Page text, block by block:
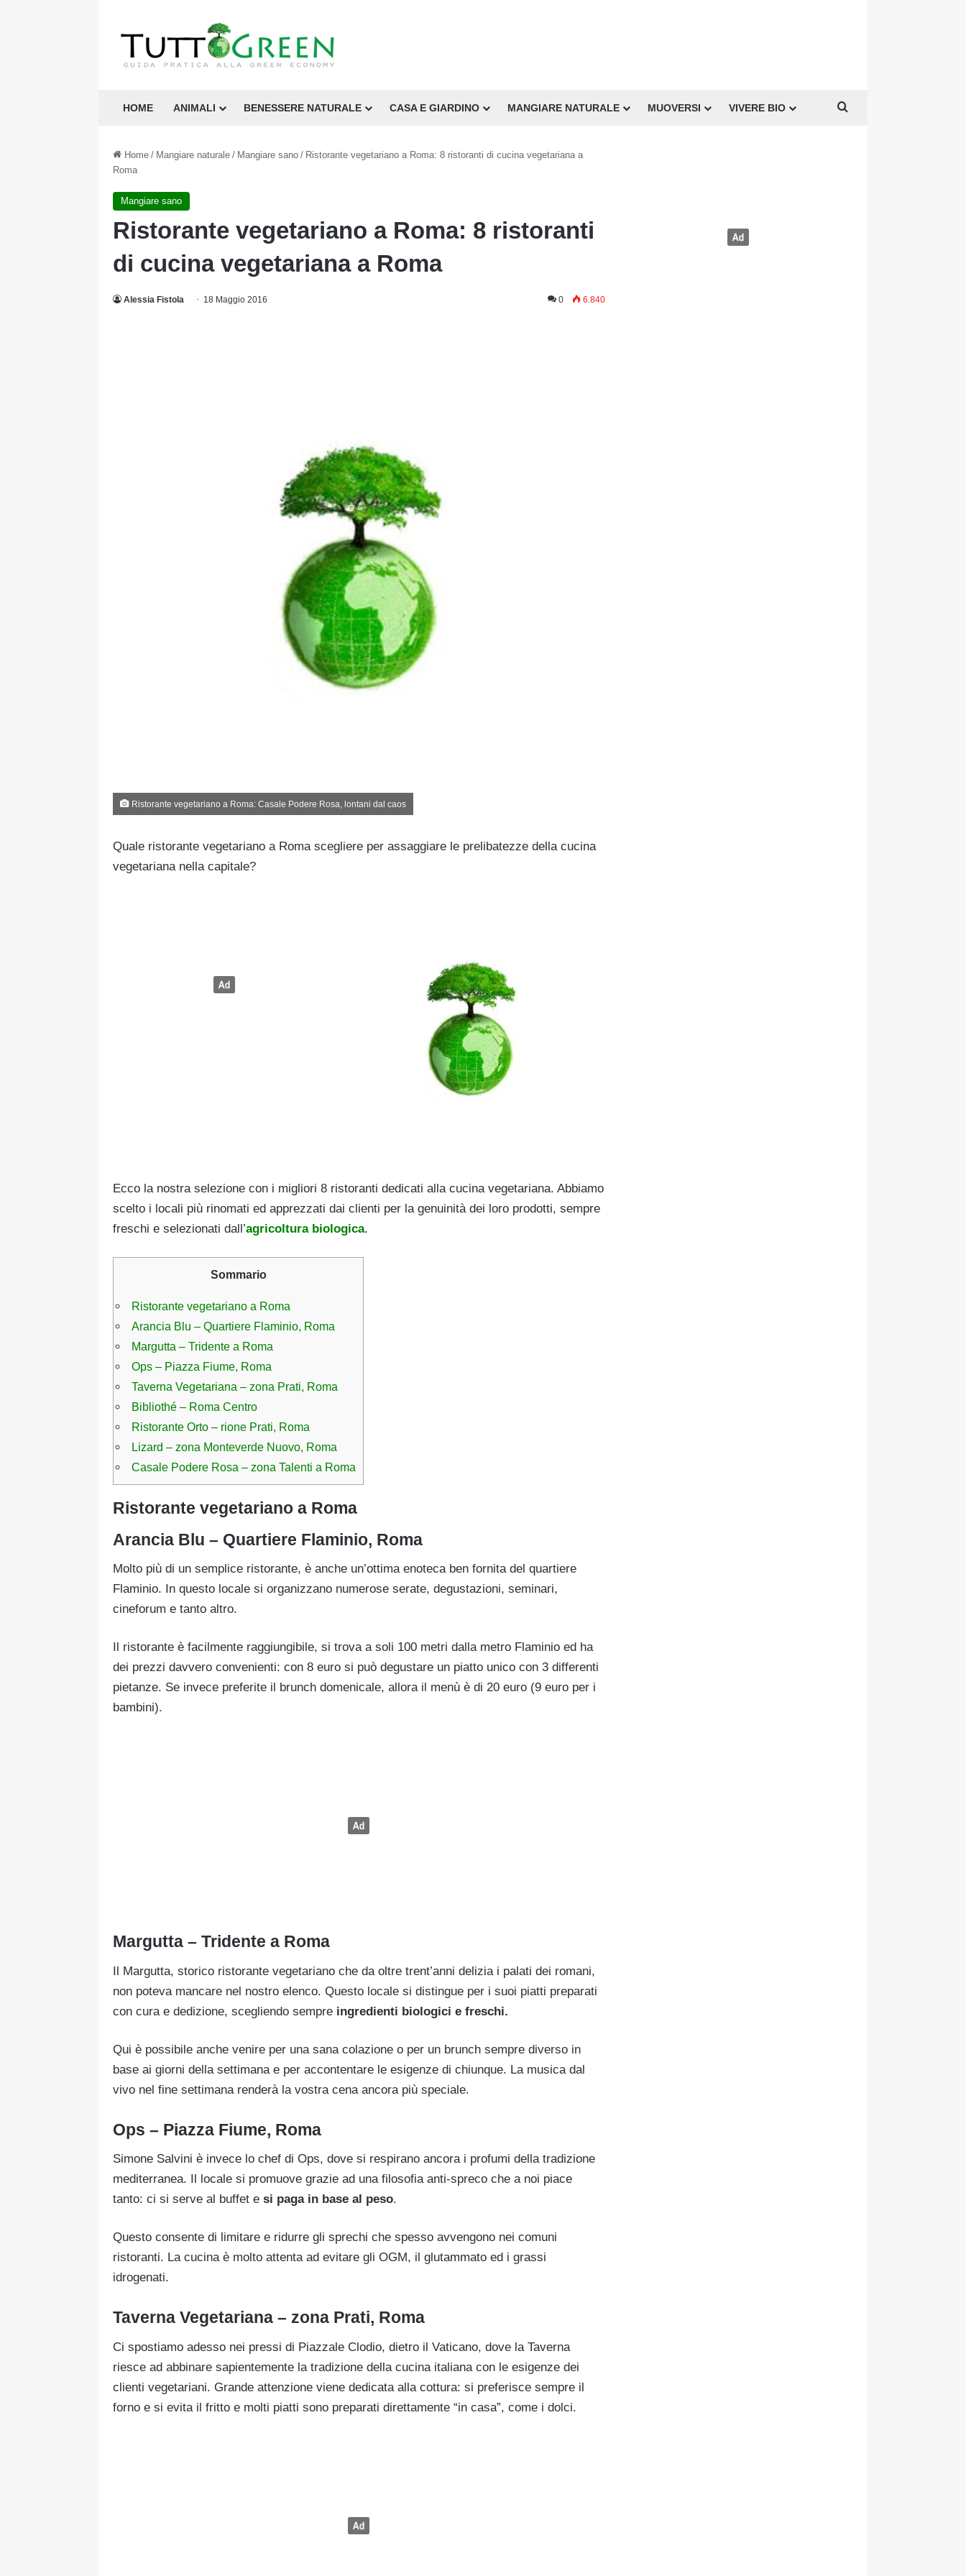
HOME ANIMALI BENESSERE NATURALE CASA E GIARDINO MANGIARE NATURALE MUOVERSI VIVERE BIO
Home / Mangiare naturale / Mangiare sano / Ristorante vegetariano a Roma: 8 ristoranti di cucina vegetariana a
Roma
Mangiare sano
Ristorante vegetariano a Roma: 8 ristoranti
di cucina vegetariana a Roma
Alessia Fistola 18 Maggio 2016 0 6.840
Ristorante vegetariano a Roma: Casale Podere Rosa, lontani dal caos
Quale ristorante vegetariano a Roma scegliere per assaggiare le prelibatezze della cucina
vegetariana nella capitale?
Ecco la nostra selezione con i migliori 8 ristoranti dedicati alla cucina vegetariana. Abbiamo
scelto i locali più rinomati ed apprezzati dai clienti per la genuinità dei loro prodotti, sempre
freschi e selezionati dall’agricoltura biologica.
Sommario
Ristorante vegetariano a Roma
Arancia Blu – Quartiere Flaminio, Roma
Margutta – Tridente a Roma
Ops – Piazza Fiume, Roma
Taverna Vegetariana – zona Prati, Roma
Bibliothé – Roma Centro
Ristorante Orto – rione Prati, Roma
Lizard – zona Monteverde Nuovo, Roma
Casale Podere Rosa – zona Talenti a Roma
Ristorante vegetariano a Roma
Arancia Blu – Quartiere Flaminio, Roma
Molto più di un semplice ristorante, è anche un’ottima enoteca ben fornita del quartiere
Flaminio. In questo locale si organizzano numerose serate, degustazioni, seminari,
cineforum e tanto altro.
Il ristorante è facilmente raggiungibile, si trova a soli 100 metri dalla metro Flaminio ed ha
dei prezzi davvero convenienti: con 8 euro si può degustare un piatto unico con 3 differenti
pietanze. Se invece preferite il brunch domenicale, allora il menù è di 20 euro (9 euro per i
bambini).
Margutta – Tridente a Roma
Il Margutta, storico ristorante vegetariano che da oltre trent’anni delizia i palati dei romani,
non poteva mancare nel nostro elenco. Questo locale si distingue per i suoi piatti preparati
con cura e dedizione, scegliendo sempre ingredienti biologici e freschi.
Qui è possibile anche venire per una sana colazione o per un brunch sempre diverso in
base ai giorni della settimana e per accontentare le esigenze di chiunque. La musica dal
vivo nel fine settimana renderà la vostra cena ancora più speciale.
Ops – Piazza Fiume, Roma
Simone Salvini è invece lo chef di Ops, dove si respirano ancora i profumi della tradizione
mediterranea. Il locale si promuove grazie ad una filosofia anti-spreco che a noi piace
tanto: ci si serve al buffet e si paga in base al peso.
Questo consente di limitare e ridurre gli sprechi che spesso avvengono nei comuni
ristoranti. La cucina è molto attenta ad evitare gli OGM, il glutammato ed i grassi
idrogenati.
Taverna Vegetariana – zona Prati, Roma
Ci spostiamo adesso nei pressi di Piazzale Clodio, dietro il Vaticano, dove la Taverna
riesce ad abbinare sapientemente la tradizione della cucina italiana con le esigenze dei
clienti vegetariani. Grande attenzione viene dedicata alla cottura: si preferisce sempre il
forno e si evita il fritto e molti piatti sono preparati direttamente “in casa”, come i dolci.